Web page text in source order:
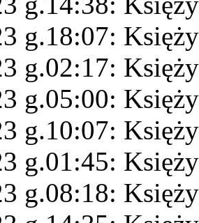
g.18:07:
g.02:17:
g.05:00:
g.10:07:
g.01:45:
g.08:18: